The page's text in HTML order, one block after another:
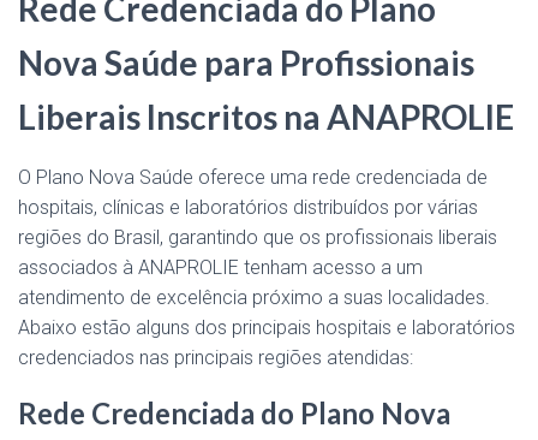
Rede Credenciada do Plano
Nova Saúde para Profissionais
Liberais Inscritos na ANAPROLIE
O Plano Nova Saúde oferece uma rede credenciada de
hospitais, clínicas e laboratórios distribuídos por várias
regiões do Brasil, garantindo que os profissionais liberais
associados à ANAPROLIE tenham acesso a um
atendimento de excelência próximo a suas localidades.
Abaixo estão alguns dos principais hospitais e laboratórios
credenciados nas principais regiões atendidas:
Rede Credenciada do Plano Nova